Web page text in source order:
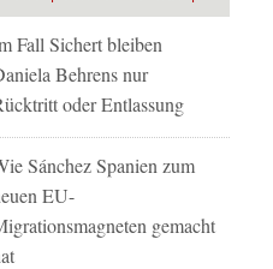
Fall Sichert bleiben
Behrens nur
oder Entlassung
Sánchez Spanien zum
EU-
gemacht